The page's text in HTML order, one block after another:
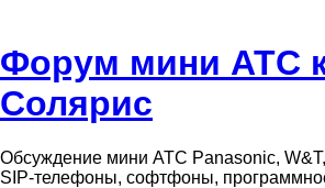
Форум мини АТС
Солярис
Обсуждение мини АТС Panasonic,
SIP-телефоны, софтфоны,